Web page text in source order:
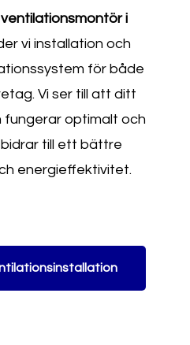
ventilationsmontör i
vi installation och
för både
Vi ser till att ditt
fungerar optimalt och
till ett bättre
energieffektivitet.